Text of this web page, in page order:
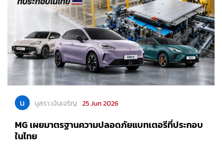
น นุสรา เงินเจริญ 25 Jun 2026
MG เผยมาตรฐานความปลอดภัยแบทเตอรีที่ประกอบ
ในไทย